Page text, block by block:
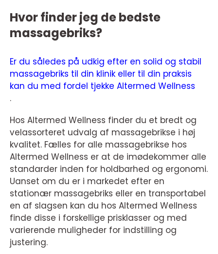
Hvor finder jeg de bedste
massagebriks?
Er du således på udkig efter en solid og stabil
massagebriks til din klinik eller til din praksis
kan du med fordel tjekke Altermed Wellness
.
Hos Altermed Wellness finder du et bredt og
velassorteret udvalg af massagebrikse i høj
kvalitet. Fælles for alle massagebrikse hos
Altermed Wellness er at de imødekommer alle
standarder inden for holdbarhed og ergonomi.
Uanset om du er i markedet efter en
stationær massagebriks eller en transportabel
en af slagsen kan du hos Altermed Wellness
finde disse i forskellige prisklasser og med
varierende muligheder for indstilling og
justering.